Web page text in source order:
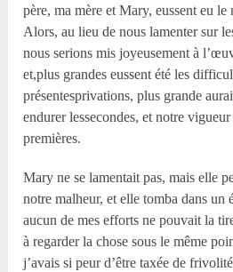
père, ma mère et Mary, eussent eu le
Alors, au lieu de nous lamenter sur
nous serions mis joyeusement à
et,plus grandes eussent été les
présentesprivations, plus grande
endurer lessecondes, et notre
premières.
Mary ne se lamentait pas, mais elle
notre malheur, et elle tomba dans un
aucun de mes efforts ne pouvait la
à regarder la chose sous le même
j’avais si peur d’être taxée de